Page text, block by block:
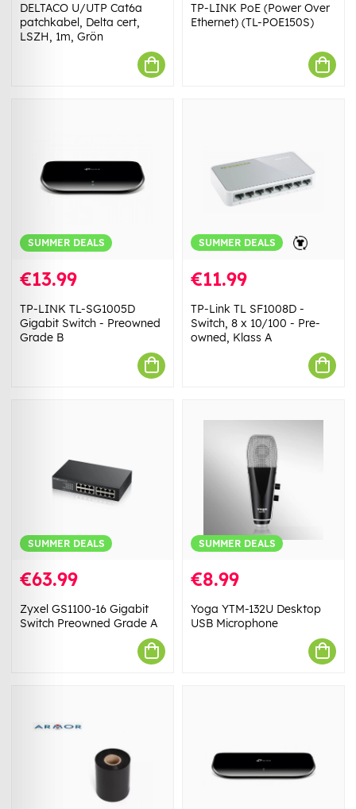
DELTACO U/UTP Cat6a
patchkabel, Delta cert,
LSZH, 1m, Grön
TP-LINK PoE (Power Over
Ethernet) (TL-POE150S)
SUMMER DEALS
€13.99
TP-LINK TL-SG1005D
Gigabit Switch - Preowned
Grade B
SUMMER DEALS
€11.99
TP-Link TL SF1008D -
Switch, 8 x 10/100 - Pre-
owned, Klass A
SUMMER DEALS
€63.99
Zyxel GS1100-16 Gigabit
Switch Preowned Grade A
SUMMER DEALS
€8.99
Yoga YTM-132U Desktop
USB Microphone